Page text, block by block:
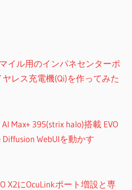
イル用のインパネセンターポ
レス充電機(Qi)を作ってみた
AI Max+ 395(strix halo)搭載 EVO
Diffusion WebUIを動かす
X2にOcuLinkポート増設と専